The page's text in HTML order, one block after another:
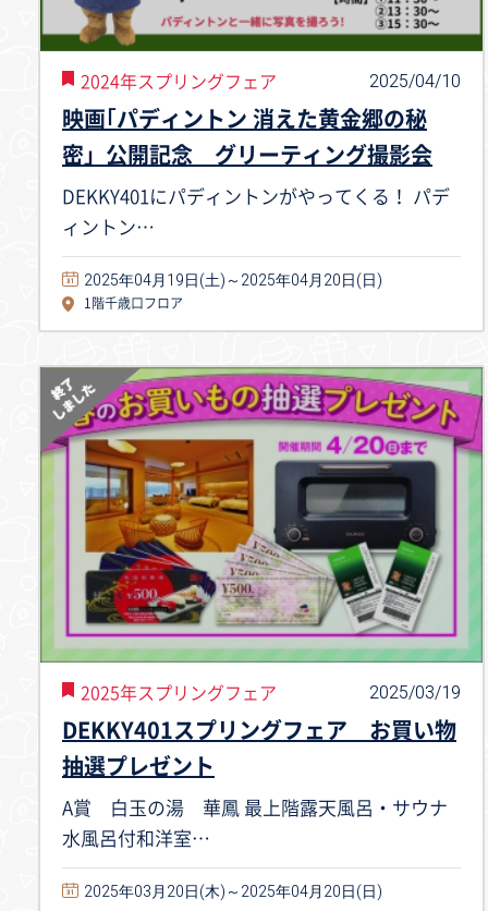
2024年スプリングフェア 2025/04/10
映画｢パディントン 消えた黄金郷の秘
密」公開記念 グリーティング撮影会
DEKKY401にパディントンがやってくる！ パデ
ィントン…
2025年04月19日(土)～2025年04月20日(日)
1階千歳口フロア
2025年スプリングフェア 2025/03/19
DEKKY401スプリングフェア お買い物
抽選プレゼント
A賞 白玉の湯 華鳳 最上階露天風呂・サウナ
水風呂付和洋室…
2025年03月20日(木)～2025年04月20日(日)